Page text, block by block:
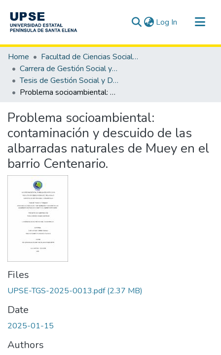
Log In (current)
Communities & Collections
All of DSpace
Statistics
Home
Facultad de Ciencias Sociales y de la Salud
Carrera de Gestión Social y Desarrollo
Tesis de Gestión Social y Desarrollo
Problema socioambiental: contaminación y descuido de las albarradas naturales de Muey en el barrio Centenario.
Problema socioambiental:
contaminación y descuido de las
albarradas naturales de Muey en el
barrio Centenario.
Files
UPSE-TGS-2025-0013.pdf(2.37 MB)
Date
2025-01-15
Authors